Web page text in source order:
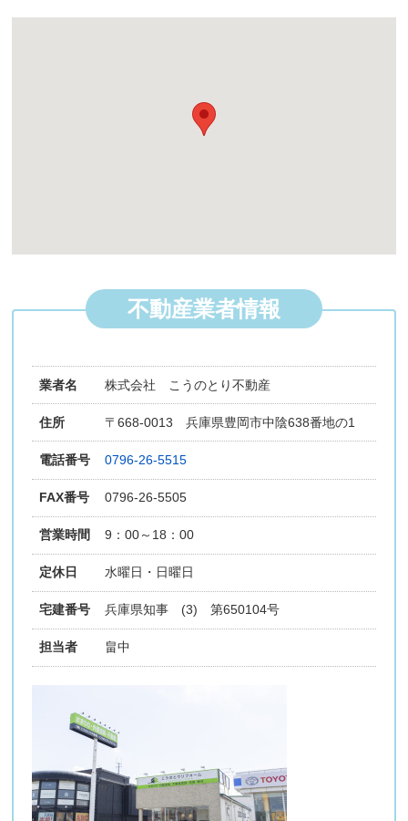
不動産業者情報
業者名 株式会社 こうのとり不動産
住所 〒668-0013 兵庫県豊岡市中陰638番地の1
電話番号 0796-26-5515
FAX番号 0796-26-5505
営業時間 9：00～18：00
定休日 水曜日・日曜日
宅建番号 兵庫県知事 (3) 第650104号
担当者 畠中